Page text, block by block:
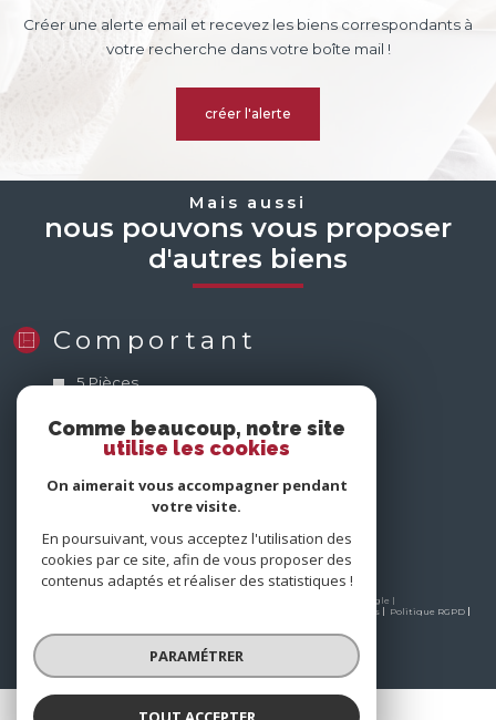
Créer une alerte email et recevez les biens correspondants à
votre recherche dans votre boîte mail !
créer l'alerte
Mais aussi
nous pouvons vous proposer
d'autres biens
Comportant
5 Pièces
8 Pièces
suivre
© 2026 | Tous droits réservés | Traduction powered by Google |
Partenaires
Politique RGPD
Comme beaucoup, notre site
utilise les cookies
On aimerait vous accompagner pendant
votre visite.
En poursuivant, vous acceptez l'utilisation des
cookies par ce site, afin de vous proposer des
contenus adaptés et réaliser des statistiques !
PARAMÉTRER